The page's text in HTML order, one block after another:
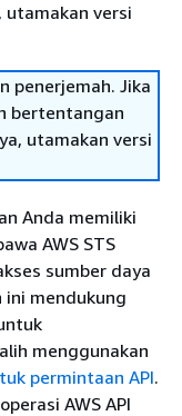
utamakan versi
penerjemah. Jika
bertentangan
utamakan versi
Anda memiliki
AWS STS
sumber daya
ini mendukung
menggunakan
permintaan API.
AWS API